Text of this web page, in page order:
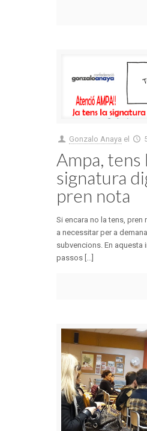
Gonzalo Anaya el
Ampa, tens
signatura
pren nota
Si encara no la tens, pren
a necessitar per a
subvencions. En aquesta
passos [...]